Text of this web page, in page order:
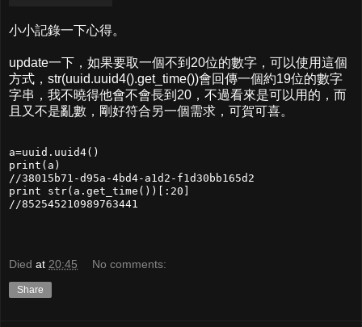
小小記錄一下心得。
update一下，如果要取一個不到20位的數字，可以使用這個
方式，str(uuid.uuid4().get_time())會回傳一個約19位的數字
字串，我不曉得他會不會長到20，不過看來是可以用的，而
且又不是亂數，剛好符合另一個需求，可賀可喜。
a=uuid.uuid4()
print(a)
//38015b71-d95a-4bd4-a1d2-f1d30bb165d2
print str(a.get_time())[:20]
//852545210989763441
Died at 20:45 No comments:
Share